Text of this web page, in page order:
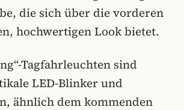
die sich über die vorderen
hochwertigen Look bietet.
Tagfahrleuchten sind
LED-Blinker und
ähnlich dem kommenden